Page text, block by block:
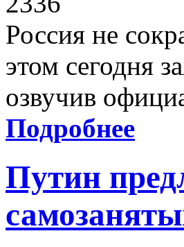
Россия не
этом сегодня
озвучив
Подробнее
Путин